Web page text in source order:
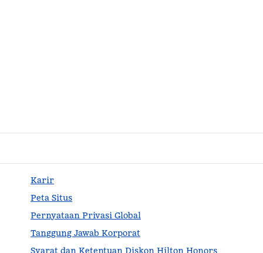
Karir
Peta Situs
Pernyataan Privasi Global
Tanggung Jawab Korporat
Syarat dan Ketentuan Diskon Hilton Honors